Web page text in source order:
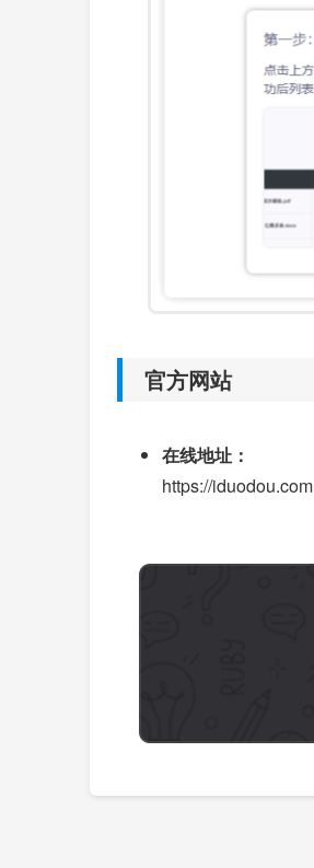
官方网站
在线地址：
https://iduodou.com